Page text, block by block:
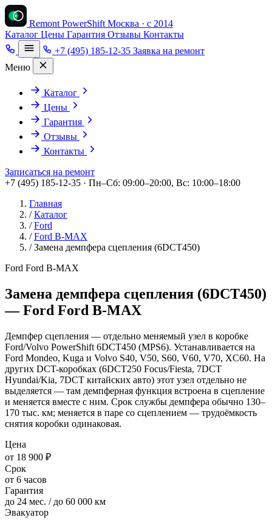
Remont PowerShift Москва · с 2014
Каталог Цены Гарантия Отзывы Контакты
+7 (495) 185-12-35 Заявка на ремонт
Меню
Каталог
Цены
Гарантия
Отзывы
Контакты
Записаться на ремонт
+7 (495) 185-12-35 · Пн–Сб: 09:00–20:00, Вс: 10:00–18:00
Главная
/ Каталог
/ Ford
/ Ford B-MAX
/ Замена демпфера сцепления (6DCT450)
Ford Ford B-MAX
Замена демпфера сцепления (6DCT450)
— Ford Ford B-MAX
Демпфер сцепления — отдельно меняемый узел в коробке
Ford/Volvo PowerShift 6DCT450 (MPS6). Устанавливается на
Ford Mondeo, Kuga и Volvo S40, V50, S60, V60, V70, XC60. На
других DCT-коробках (6DCT250 Focus/Fiesta, 7DCT
Hyundai/Kia, 7DCT китайских авто) этот узел отдельно не
выделяется — там демпферная функция встроена в сцепление
и меняется вместе с ним. Срок службы демпфера обычно 130–
170 тыс. км; меняется в паре со сцеплением — трудоёмкость
снятия коробки одинаковая.
Цена
от 18 900 ₽
Срок
от 6 часов
Гарантия
до 24 мес. / до 60 000 км
Эвакуатор